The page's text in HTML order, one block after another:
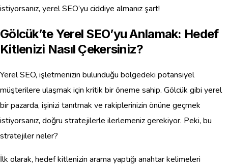
istiyorsanız, yerel SEO’yu ciddiye almanız şart!
Gölcük’te Yerel SEO’yu Anlamak: Hedef
Kitlenizi Nasıl Çekersiniz?
Yerel SEO, işletmenizin bulunduğu bölgedeki potansiyel
müşterilere ulaşmak için kritik bir öneme sahip. Gölcük gibi yerel
bir pazarda, işinizi tanıtmak ve rakiplerinizin önüne geçmek
istiyorsanız, doğru stratejilerle ilerlemeniz gerekiyor. Peki, bu
stratejiler neler?
İlk olarak, hedef kitlenizin arama yaptığı anahtar kelimeleri